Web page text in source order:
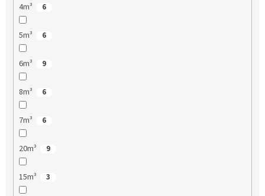
4m³ 6
5m³ 6
6m³ 9
8m³ 6
7m³ 6
20m³ 9
15m³ 3